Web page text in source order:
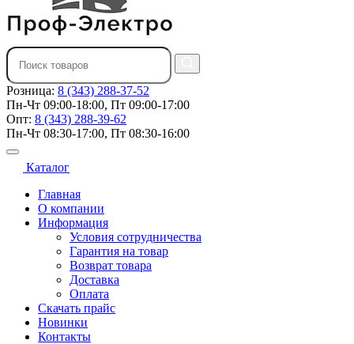
Розница: 8 (343) 288-37-52
Пн-Чт 09:00-18:00, Пт 09:00-17:00
Опт: 8 (343) 288-39-62
Пн-Чт 08:30-17:00, Пт 08:30-16:00
Каталог
Главная
О компании
Информация
Условия сотрудничества
Гарантия на товар
Возврат товара
Доставка
Оплата
Скачать прайс
Новинки
Контакты